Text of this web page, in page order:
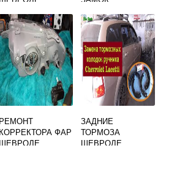
ДВЕРИ ШЕВРОЛЕ
ЛАЧЕТТИ
РЕМОНТ
КОРРЕКТОРА ФАР
ШЕВРОЛЕ
ЗАДНИЕ
ТОРМОЗА
ШЕВРОЛЕ